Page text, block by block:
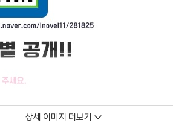
상세 이미지 더보기